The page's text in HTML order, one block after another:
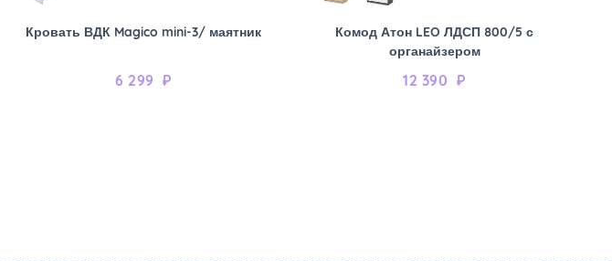
Кровать ВДК Magico mini-3/ маятник
6 299 ₽
Комод Атон LEO ЛДСП 800/5 с
органайзером
12 390 ₽